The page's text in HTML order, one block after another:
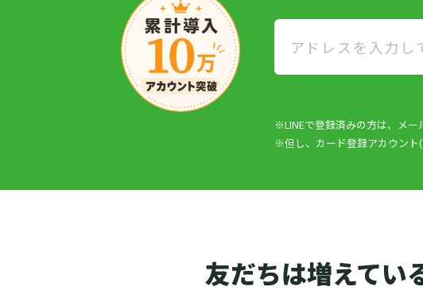
※LINEで登録済みの方は、メー
※但し、カード登録アカウント
友だちは増えてい